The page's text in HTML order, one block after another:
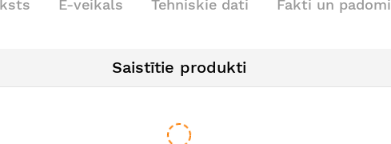
E-veikals Tehniskie dati Fakti un padomi
Saistītie produkti